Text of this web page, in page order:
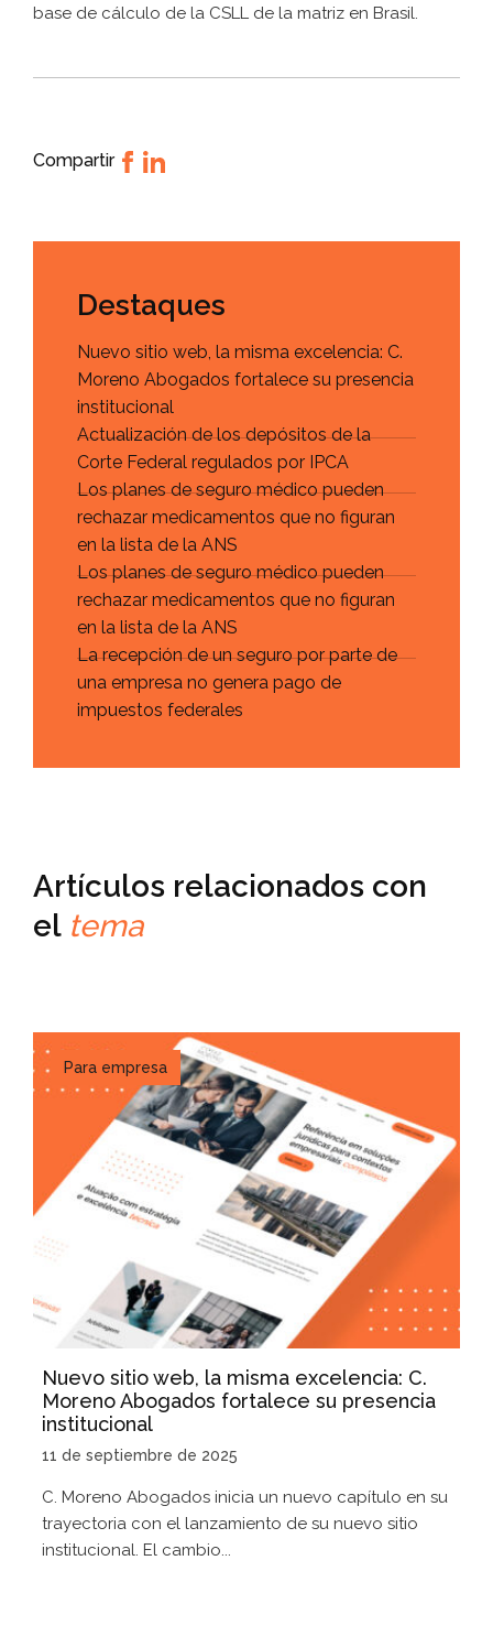
base de cálculo de la CSLL de la matriz en Brasil.
Compartir
Destaques
Nuevo sitio web, la misma excelencia: C.
Moreno Abogados fortalece su presencia
institucional
Actualización de los depósitos de la
Corte Federal regulados por IPCA
Los planes de seguro médico pueden
rechazar medicamentos que no figuran
en la lista de la ANS
Los planes de seguro médico pueden
rechazar medicamentos que no figuran
en la lista de la ANS
La recepción de un seguro por parte de
una empresa no genera pago de
impuestos federales
Artículos relacionados con
el tema
Para empresa
Nuevo sitio web, la misma excelencia: C.
Moreno Abogados fortalece su presencia
institucional
11 de septiembre de 2025
C. Moreno Abogados inicia un nuevo capítulo en su
trayectoria con el lanzamiento de su nuevo sitio
institucional. El cambio...